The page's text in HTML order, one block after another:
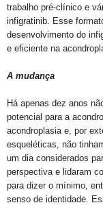
trabalho pré-clínico e
infigratinib. Esse
desenvolvimento do
e eficiente na
A mudança
Há apenas dez anos
potencial para a
acondroplasia e, por
esqueléticas, não
um dia considerados
perspectiva e lidaram
para dizer o mínimo,
senso de identidade.